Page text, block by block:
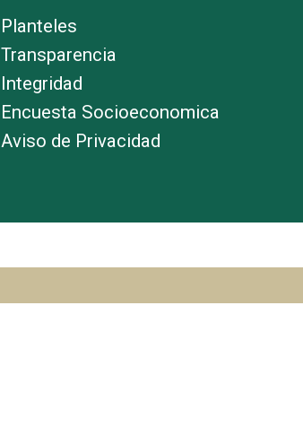
Planteles
Transparencia
Integridad
Encuesta Socioeconomica
Aviso de Privacidad